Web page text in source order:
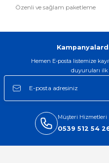
Özenli ve sağlam paketleme
Hemen E-posta listemize
duyuruları ilk
Müşteri Hizmetleri
0539 512 54